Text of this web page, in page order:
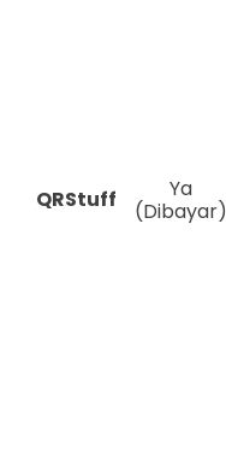
QRStuff
Ya
(Dibayar)